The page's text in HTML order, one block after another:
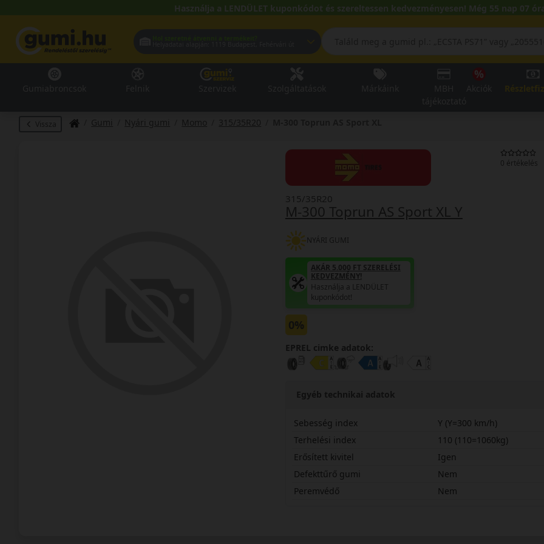
Használja a LENDÜLET kuponkódot és szereltessen kedvezményesen! Még 55 nap 07
Vissza Gumi Nyári gumi Momo 315/35R20
0 értékelés
M-300 Toprun AS Sport XL Y
315/35R20
NYÁRI GUMI
AKÁR 5.000 FT SZERELÉSI
KEDVEZMÉNY!
Használja a LENDÜLET
kuponkódot!
0%
EPREL cimke adatok:
Egyéb technikai adatok
Sebesség index
Y (Y=300 km/h)
Terhelési index
110 (110=1060kg)
Erősített kivitel
Igen
Defekttűrő gumi
Nem
Peremvédő
Nem